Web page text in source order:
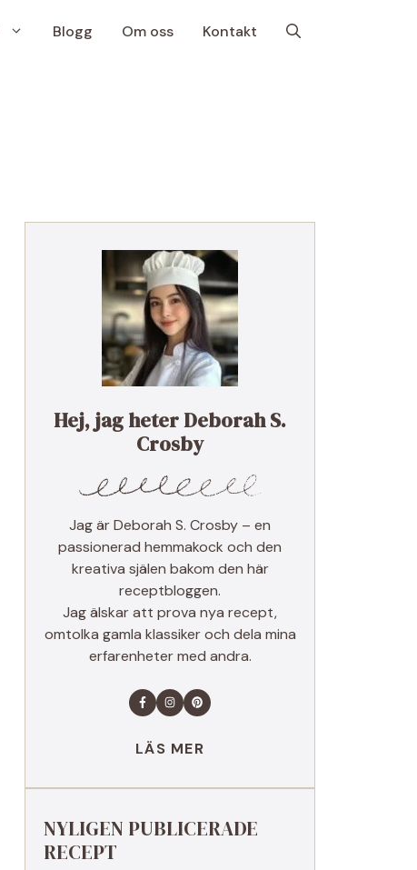
Blogg Om oss Kontakt
Hej, jag heter Deborah S.
Crosby
Jag är Deborah S. Crosby – en
passionerad hemmakock och den
kreativa själen bakom den här
receptbloggen.
Jag älskar att prova nya recept,
omtolka gamla klassiker och dela mina
erfarenheter med andra.
LÄS MER
NYLIGEN PUBLICERADE
RECEPT